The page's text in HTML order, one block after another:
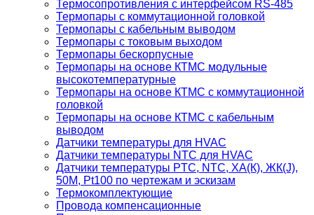
Термосопротивления с интерфейсом RS-485
Термопары с коммутационной головкой
Термопары с кабельным выводом
Термопары с токовым выходом
Термопары бескорпусные
Термопары на основе КТМС модульные
высокотемпературные
Термопары на основе КТМС с коммутационной
головкой
Термопары на основе КТМС с кабельным
выводом
Датчики температуры для HVAC
Датчики температуры NTC для HVAC
Датчики температуры PTС, NTC, ХА(К), ЖК(J),
50М, Pt100 по чертежам и эскизам
Термокомплектующие
Провода компенсационные